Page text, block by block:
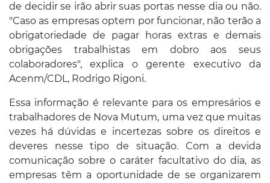
de decidir se irão abrir suas portas nesse dia ou não.
"Caso as empresas optem por funcionar, não terão a
obrigatoriedade de pagar horas extras e demais
obrigações trabalhistas em dobro aos seus
colaboradores", explica o gerente executivo da
Acenm/CDL, Rodrigo Rigoni.
Essa informação é relevante para os empresários e
trabalhadores de Nova Mutum, uma vez que muitas
vezes há dúvidas e incertezas sobre os direitos e
deveres nesse tipo de situação. Com a devida
comunicação sobre o caráter facultativo do dia, as
empresas têm a oportunidade de se organizarem